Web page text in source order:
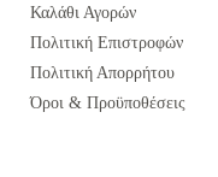
Καλάθι Αγορών
Πολιτική Επιστροφών
Πολιτική Απορρήτου
Όροι & Προϋποθέσεις